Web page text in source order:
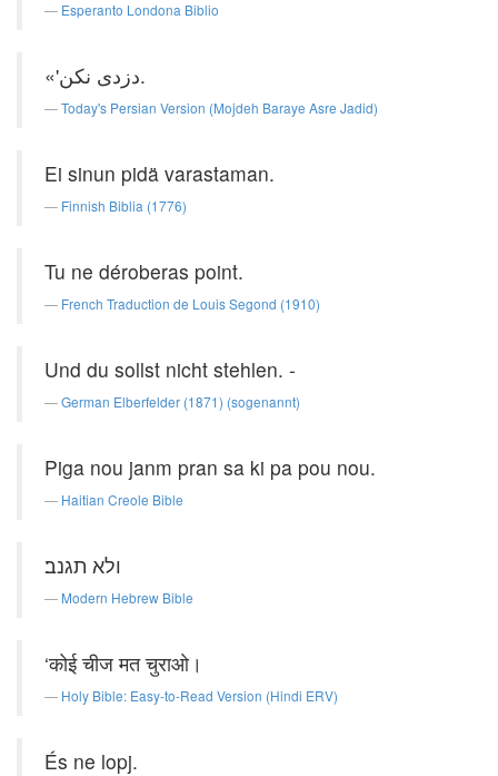
Esperanto Londona Biblio
«'دزدی نکن.
Today's Persian Version (Mojdeh Baraye Asre Jadid)
Ei sinun pidä varastaman.
Finnish Biblia (1776)
Tu ne déroberas point.
French Traduction de Louis Segond (1910)
Und du sollst nicht stehlen. -
German Elberfelder (1871) (sogenannt)
Piga nou janm pran sa ki pa pou nou.
Haitian Creole Bible
ולא תגנב׃
Modern Hebrew Bible
‘कोई चीज मत चुराओ।
Holy Bible: Easy-to-Read Version (Hindi ERV)
És ne lopj.